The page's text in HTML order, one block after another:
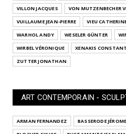
VILLON JACQUES
VON MUTZENBECHER
VUILLAUME JEAN-PIERRE
VIEU
WARHOL ANDY
WESELER GÜNTER
WIRBEL VÉRONIQUE
XENAKIS
ZUTTER JONATHAN
ART CONTEMPORAIN -
ARMAN FERNANDEZ BASSERODE JÉROME